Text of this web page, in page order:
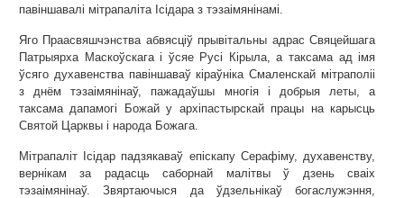
павіншавалі мітрапаліта Ісідара з тэзаімянінамі.
Яго Праасвяшчэнства абвясціў прывітальны адрас Свяцейшага
Патрыярха Маскоўскага і ўсяе Русі Кірыла, а таксама ад імя
ўсяго духавенства павіншаваў кіраўніка Смаленскай мітраполіі
з днём тэзаімянінаў, пажадаўшы многія і добрыя леты, а
таксама дапамогі Божай у архіпастырскай працы на карысць
Святой Царквы і народа Божага.
Мітрапаліт Ісідар падзякаваў епіскапу Серафіму, духавенству,
вернікам за радасць саборнай малітвы ў дзень сваіх
тэзаімянінаў. Звяртаючыся да ўдзельнікаў богаслужэння,